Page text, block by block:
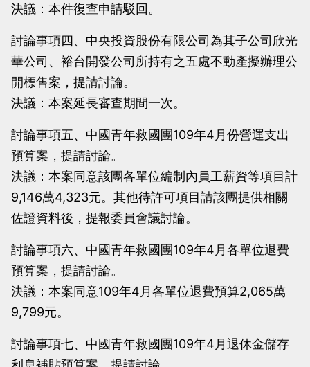
決議：本件復查申請駁回。
討論事項四、中央投資股份有限公司為其子公司欣光
華公司、裕台開發公司所持有之五處不動產擬辦理公
開標售案，提請討論。
決議：本案延長審查期間一次。
討論事項五、中國青年救國團109年4月份營運支出
預算案，提請討論。
決議：本案同意該團各單位編制內員工薪資等項目計
9,146萬4,323元。其他待許可項目請該團提供相關
佐證資料後，提報委員會議討論。
討論事項六、中國青年救國團109年4月各單位退費
預算案，提請討論。
決議：本案同意109年4月各單位退費預算2,065萬
9,799元。
討論事項七、中國青年救國團109年4月退休金儲存